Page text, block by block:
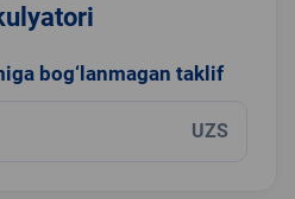
bog‘lanmagan taklif
UZS